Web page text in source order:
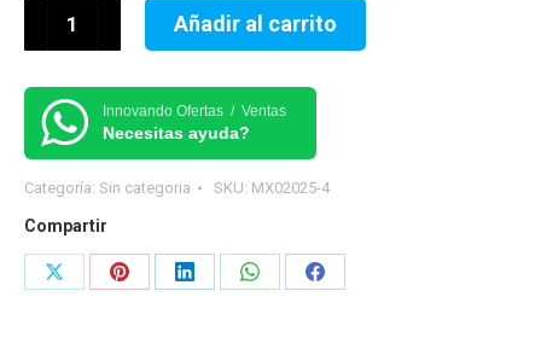
CASCO
NIÑO
BOMBA
cantidad
Añadir al carrito
Innovando Ofertas / Ventas
Necesitas ayuda?
Categoría: Sin categoria SKU: MX02025-4
Compartir
Share
Share
Share
Share
Share